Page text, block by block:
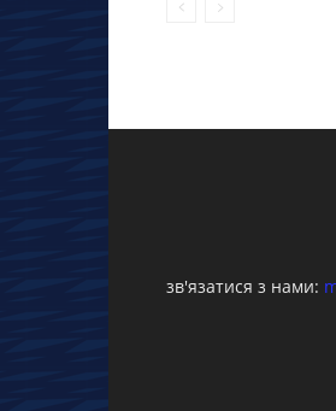
зв'язатися з нами: